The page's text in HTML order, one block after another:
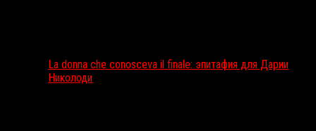
La donna che conosceva il finale: эпитафия для Дарии
Николоди